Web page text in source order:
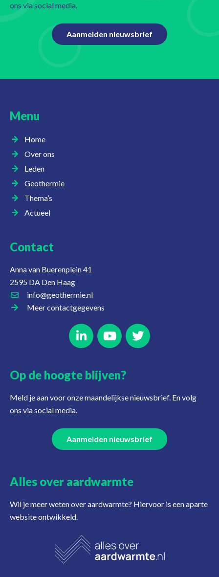
ons via social media.
Aanmelden nieuwsbrief
Menu
Home
Over ons
Leden
Geothermie
Thema’s
Actueel
Contact
Anna van Buerenplein 41
2595 DA Den Haag
info@geothermie.nl
Meer contactgegevens
Op de hoogte blijven?
Meld je aan voor onze maandelijkse nieuwsbrief. En volg
ons via social media.
Aanmelden nieuwsbrief
Alles over aardwarmte
Wil je meer weten over aardwarmte? Hiervoor is een aparte
website ontwikkeld.